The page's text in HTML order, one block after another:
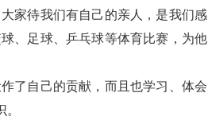
家待我们有自己的亲人，是我们感
、足球、乒乓球等体育比赛，为他
了自己的贡献，而且也学习、体会